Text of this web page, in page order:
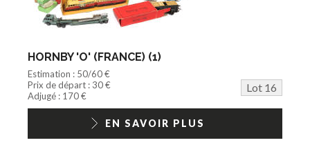
HORNBY 'O' (FRANCE) (1)
Estimation : 50/60 €
Prix de départ : 30 €
Lot 16
Adjugé : 170 €
EN SAVOIR PLUS